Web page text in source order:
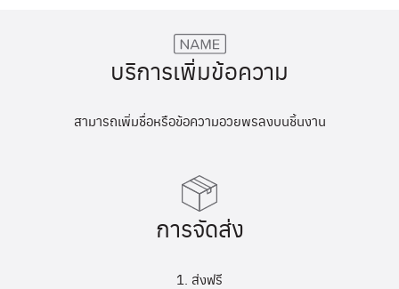
บริการเพิ่มข้อความ
สามารถเพิ่มชื่อหรือข้อความอวยพรลงบนชิ้นงาน
การจัดส่ง
1. ส่งฟรี